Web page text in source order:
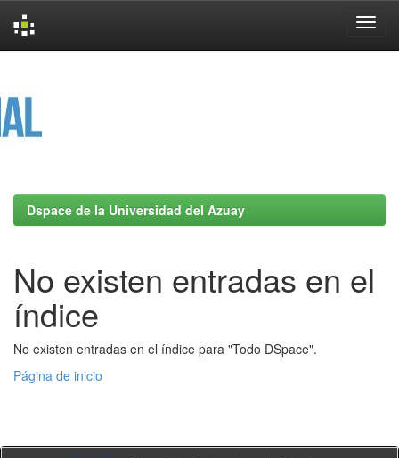
Dspace de la Universidad del Azuay
No existen entradas en el
índice
No existen entradas en el índice para "Todo DSpace".
Página de inicio